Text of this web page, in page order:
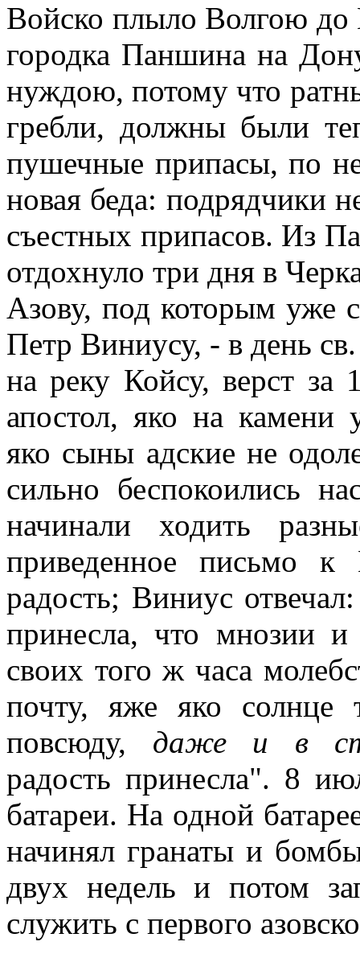
Войско плыло Волгою до
городка Паншина на
нуждою, потому что
гребли, должны были
пушечные припасы, по
новая беда: подрядчики
съестных припасов. Из
отдохнуло три дня в
Азову, под которым уже
Петр Виниусу, - в день
на реку Койсу, верст за
апостол, яко на камени
яко сыны адские не
сильно беспокоились
начинали ходить
приведенное письмо к
радость; Виниус
принесла, что мнозии
своих того ж часа
почту, яже яко солнце
повсюду, даже и в
радость принесла". 8
батареи. На одной
начинял гранаты и
двух недель и потом
служить с первого